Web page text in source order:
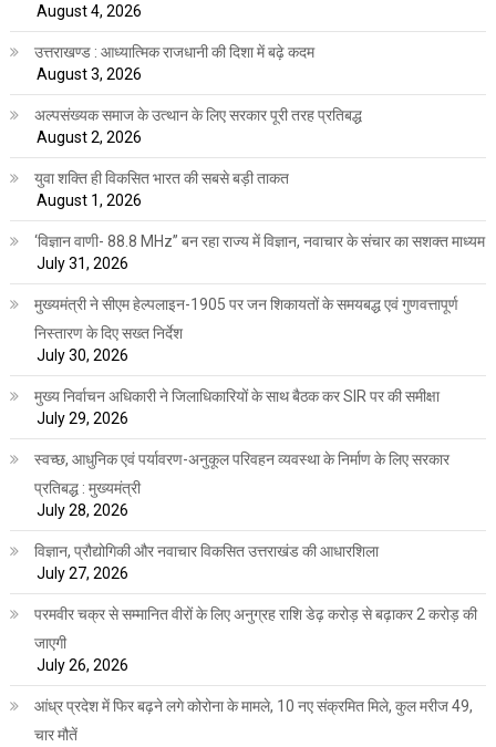
August 4, 2026
उत्तराखण्ड : आध्यात्मिक राजधानी की दिशा में बढ़े कदम
August 3, 2026
अल्पसंख्यक समाज के उत्थान के लिए सरकार पूरी तरह प्रतिबद्ध
August 2, 2026
युवा शक्ति ही विकसित भारत की सबसे बड़ी ताकत
August 1, 2026
‘विज्ञान वाणी- 88.8 MHz” बन रहा राज्य में विज्ञान, नवाचार के संचार का सशक्त माध्यम
July 31, 2026
मुख्यमंत्री ने सीएम हेल्पलाइन-1905 पर जन शिकायतों के समयबद्ध एवं गुणवत्तापूर्ण
निस्तारण के दिए सख्त निर्देश
July 30, 2026
मुख्य निर्वाचन अधिकारी ने जिलाधिकारियों के साथ बैठक कर SIR पर की समीक्षा
July 29, 2026
स्वच्छ, आधुनिक एवं पर्यावरण-अनुकूल परिवहन व्यवस्था के निर्माण के लिए सरकार
प्रतिबद्ध : मुख्यमंत्री
July 28, 2026
विज्ञान, प्रौद्योगिकी और नवाचार विकसित उत्तराखंड की आधारशिला
July 27, 2026
परमवीर चक्र से सम्मानित वीरों के लिए अनुग्रह राशि डेढ़ करोड़ से बढ़ाकर 2 करोड़ की
जाएगी
July 26, 2026
आंध्र प्रदेश में फिर बढ़ने लगे कोरोना के मामले, 10 नए संक्रमित मिले, कुल मरीज 49,
चार मौतें